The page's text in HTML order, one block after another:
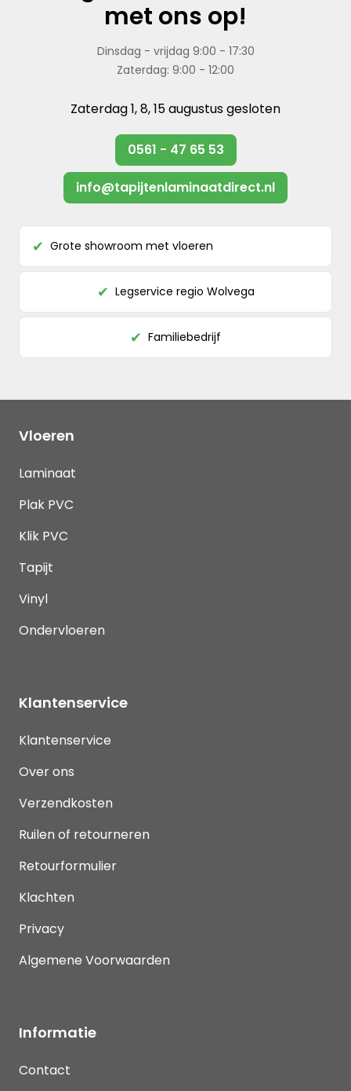
met ons op!
Dinsdag - vrijdag 9:00 - 17:30
Zaterdag: 9:00 - 12:00
Zaterdag 1, 8, 15 augustus gesloten
0561 - 47 65 53
info@tapijtenlaminaatdirect.nl
✔ Grote showroom met vloeren
✔ Legservice regio Wolvega
✔ Familiebedrijf
Vloeren
Laminaat
Plak PVC
Klik PVC
Tapijt
Vinyl
Ondervloeren
Klantenservice
Klantenservice
Over ons
Verzendkosten
Ruilen of retourneren
Retourformulier
Klachten
Privacy
Algemene Voorwaarden
Informatie
Contact